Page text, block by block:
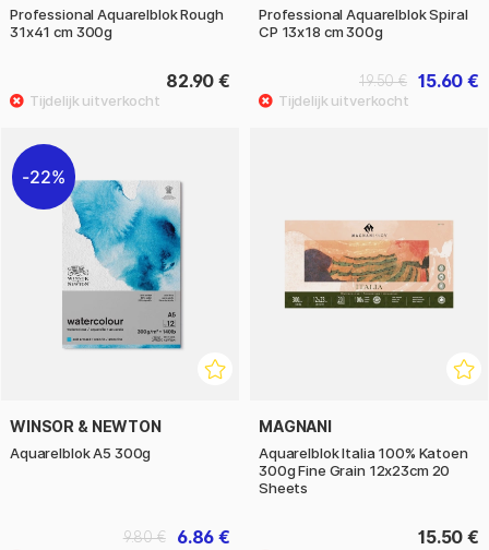
Professional Aquarelblok Rough
31x41 cm 300g
82.90 €
Professional Aquarelblok Spiral
CP 13x18 cm 300g
15.60 €
19.50 €
22%
WINSOR & NEWTON
Aquarelblok A5 300g
6.86 €
9.80 €
MAGNANI
Aquarelblok Italia 100% Katoen
300g Fine Grain 12x23cm 20
Sheets
15.50 €